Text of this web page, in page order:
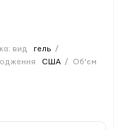
вид
гель
США
Об'єм